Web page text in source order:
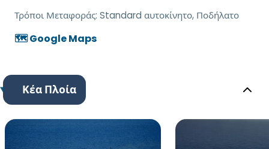
Τρόποι Μεταφοράς: Standard αυτοκίνητο, Ποδήλατο
🗺️ Google Maps
Κέα Πλοία